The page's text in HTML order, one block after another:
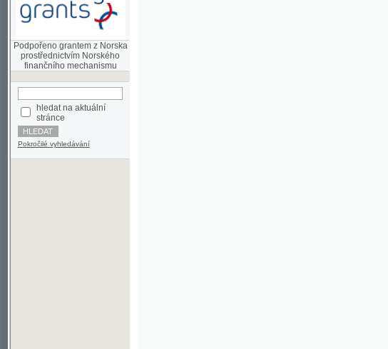
Podpořeno grantem z Norska
prostřednictvím Norského
hledat na aktuální
stránce
Pokročilé vyhledávání